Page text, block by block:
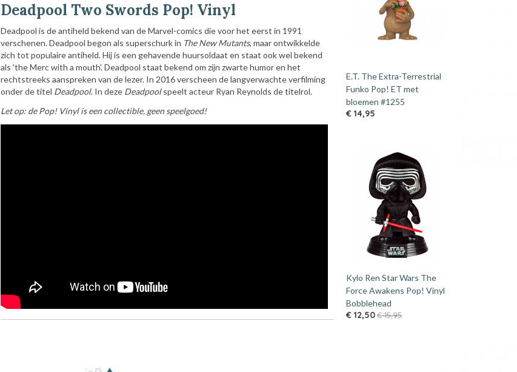
Deadpool Two Swords Pop! Vinyl
Deadpool is de antiheld bekend van de Marvel-comics die voor het eerst in 1991
verschenen. Deadpool begon als superschurk in The New Mutants, maar ontwikkelde
zich tot populaire antiheld. Hij is een gehavende huursoldaat en staat ook wel bekend
als 'the Merc with a mouth'. Deadpool staat bekend om zijn zwarte humor en het
rechtstreeks aanspreken van de lezer. In 2016 verscheen de langverwachte verfilming
onder de titel Deadpool. In deze Deadpoolspeelt acteur Ryan Reynolds de titelrol.
Let op: de Pop! Vinyl is een collectible, geen speelgoed!
E.T. The Extra-Terrestrial
Funko Pop! ET met
bloemen #1255
€ 14,95
Kylo Ren Star Wars The
Force Awakens Pop! Vinyl
Bobblehead
€ 12,50€ 15,95